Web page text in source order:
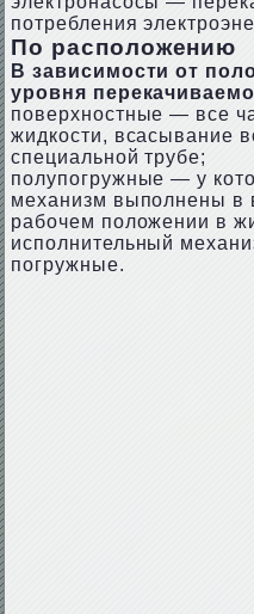
потребления
По расположению
В зависимости от
уровня
поверхностные — все
жидкости, всасывание
специальной трубе;
полупогружные — у
механизм выполнены в
рабочем положении в
исполнительный
погружные.